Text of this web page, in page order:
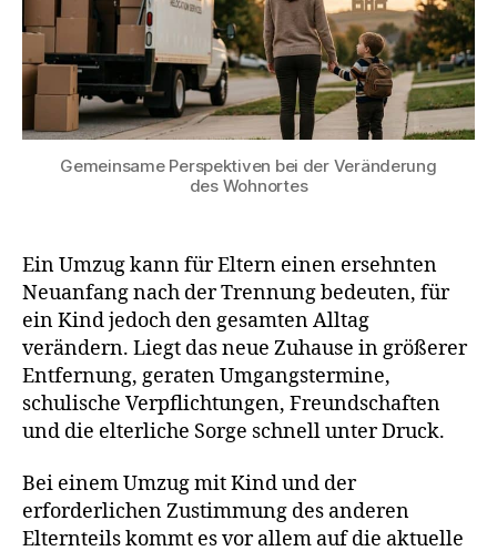
Sie
die
nötige
Umzug
mit
Kind
Zustimmung
Gemeinsame Perspektiven bei der Veränderung
des Wohnortes
Ein Umzug kann für Eltern einen ersehnten
Neuanfang nach der Trennung bedeuten, für
ein Kind jedoch den gesamten Alltag
verändern. Liegt das neue Zuhause in größerer
Entfernung, geraten Umgangstermine,
schulische Verpflichtungen, Freundschaften
und die elterliche Sorge schnell unter Druck.
Bei einem Umzug mit Kind und der
erforderlichen Zustimmung des anderen
Elternteils kommt es vor allem auf die aktuelle